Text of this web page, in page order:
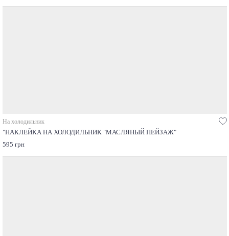
На холодильник
"НАКЛЕЙКА НА ХОЛОДИЛЬНИК "МАСЛЯНЫЙ ПЕЙЗАЖ"
595 грн